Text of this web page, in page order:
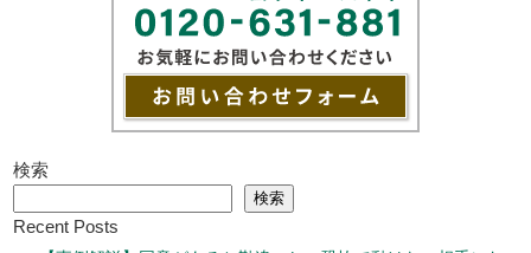
検索
検索
Recent Posts